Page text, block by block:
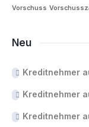
Vorschuss
Neu
Kreditnehmer
Kreditnehmer
Kreditnehmer